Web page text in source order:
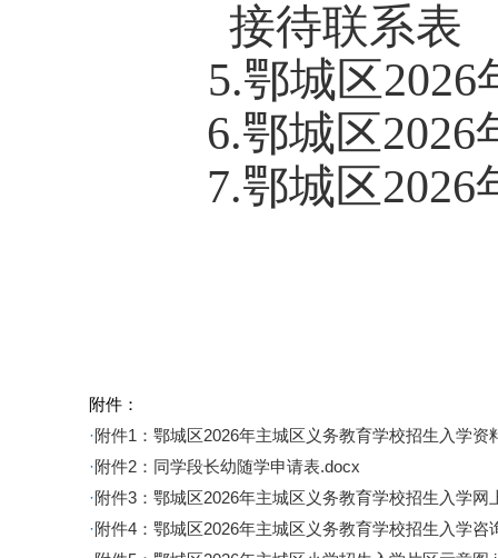
接待联系表
5.鄂城区2026
6.鄂城区2026
7.鄂城区2026
附件：
·附件1：鄂城区2026年主城区义务教育学校招生入学
·附件2：同学段长幼随学申请表.docx
·附件3：鄂城区2026年主城区义务教育学校招生入学网
·附件4：鄂城区2026年主城区义务教育学校招生入学咨